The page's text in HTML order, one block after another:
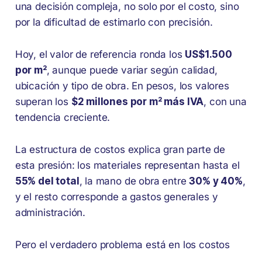
una decisión compleja, no solo por el costo, sino
por la dificultad de estimarlo con precisión.
Hoy, el valor de referencia ronda los US$1.500
por m², aunque puede variar según calidad,
ubicación y tipo de obra. En pesos, los valores
superan los $2 millones por m² más IVA, con una
tendencia creciente.
La estructura de costos explica gran parte de
esta presión: los materiales representan hasta el
55% del total , la mano de obra entre30% y 40%,
y el resto corresponde a gastos generales y
administración.
Pero el verdadero problema está en los costos